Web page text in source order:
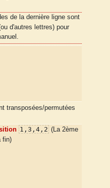
de la dernière ligne sont
d'autres lettres) pour
transposées/permutées
1,3,4,2(La 2ème
fin)